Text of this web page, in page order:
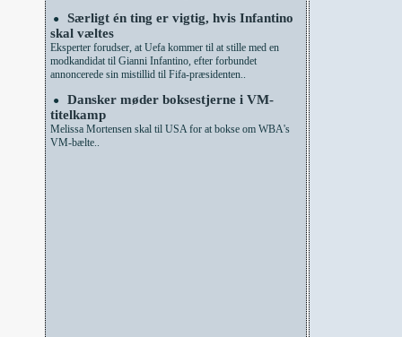
● Særligt én ting er vigtig, hvis Infantino
skal væltes
Eksperter forudser, at Uefa kommer til at stille med en
modkandidat til Gianni Infantino, efter forbundet
annoncerede sin mistillid til Fifa-præsidenten..
● Dansker møder boksestjerne i VM-
titelkamp
Melissa Mortensen skal til USA for at bokse om WBA's
VM-bælte..